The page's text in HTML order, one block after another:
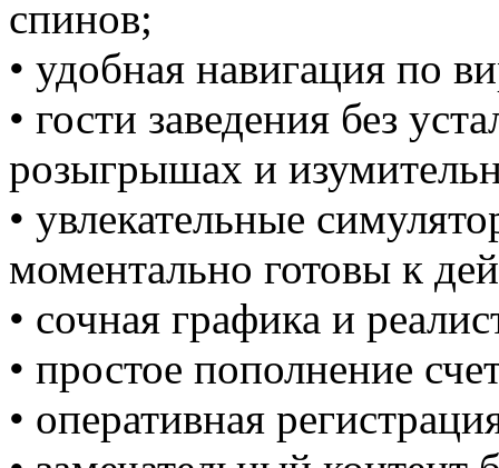
спинов;
• удобная навигация по
• гости заведения без
розыгрышах и
• увлекательные
моментально готовы к
• сочная графика и
• простое пополнение
• оперативная